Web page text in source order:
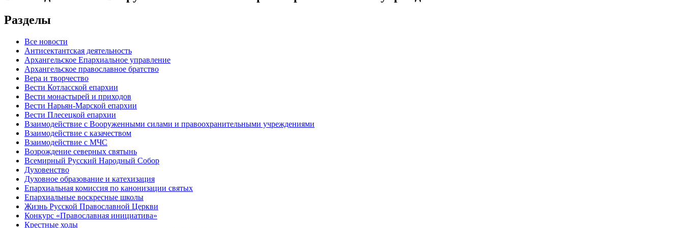
Разделы
Все новости
Антисектантская деятельность
Архангельское Епархиальное управление
Архангельское православное братство
Вера и творчество
Вести Котласской епархии
Вести монастырей и приходов
Вести Нарьян-Марской епархии
Вести Плесецкой епархии
Взаимодействие с Вооруженными силами и правоохранительными учреждениями
Взаимодействие с казачеством
Взаимодействие с МЧС
Возрождение северных святынь
Всемирный Русский Народный Собор
Духовенство
Духовное образование и катехизация
Епархиальная комиссия по канонизации святых
Епархиальные воскресные школы
Жизнь Русской Православной Церкви
Конкурс «Православная инициатива»
Крестные ходы